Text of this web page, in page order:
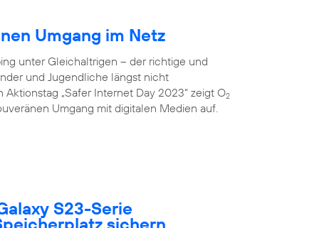
Umgang im Netz
unter Gleichaltrigen – der richtige und
und Jugendliche längst nicht
„Safer Internet Day 2023“ zeigt O2
Umgang mit digitalen Medien auf.
S23-Serie
sichern